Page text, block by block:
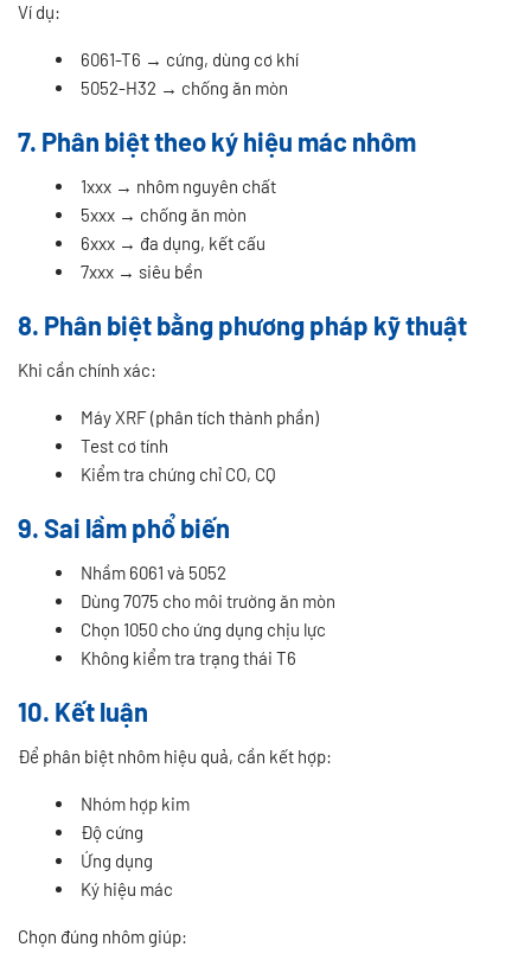
Ví dụ:
6061-T6 → cứng, dùng cơ khí
5052-H32 → chống ăn mòn
7. Phân biệt theo ký hiệu mác nhôm
1xxx → nhôm nguyên chất
5xxx → chống ăn mòn
6xxx → đa dụng, kết cấu
7xxx → siêu bền
8. Phân biệt bằng phương pháp kỹ thuật
Khi cần chính xác:
Máy XRF (phân tích thành phần)
Test cơ tính
Kiểm tra chứng chỉ CO, CQ
9. Sai lầm phổ biến
Nhầm 6061 và 5052
Dùng 7075 cho môi trường ăn mòn
Chọn 1050 cho ứng dụng chịu lực
Không kiểm tra trạng thái T6
10. Kết luận
Để phân biệt nhôm hiệu quả, cần kết hợp:
Nhóm hợp kim
Độ cứng
Ứng dụng
Ký hiệu mác
Chọn đúng nhôm giúp: